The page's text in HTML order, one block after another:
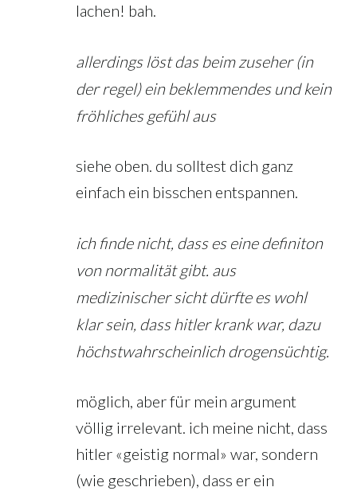
lachen! bah.
allerdings löst das beim zuseher (in
der regel) ein beklemmendes und kein
fröhliches gefühl aus
siehe oben. du solltest dich ganz
einfach ein bisschen entspannen.
ich finde nicht, dass es eine definiton
von normalität gibt. aus
medizinischer sicht dürfte es wohl
klar sein, dass hitler krank war, dazu
höchstwahrscheinlich drogensüchtig.
möglich, aber für mein argument
völlig irrelevant. ich meine nicht, dass
hitler «geistig normal» war, sondern
(wie geschrieben), dass er ein